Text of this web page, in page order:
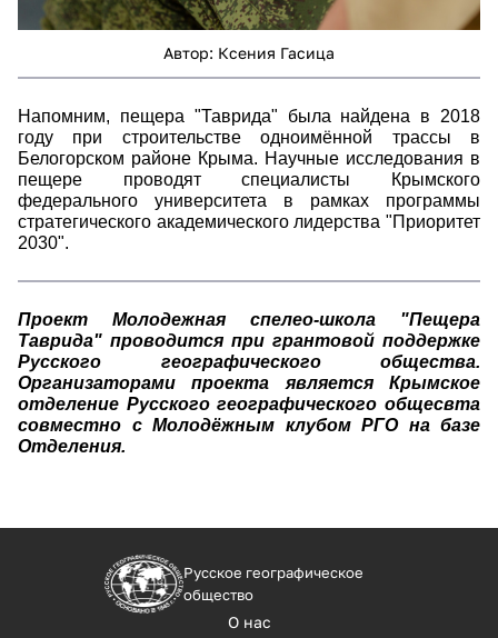
Автор: Ксения Гасица
Напомним, пещера "Таврида" была найдена в 2018
году при строительстве одноимённой трассы в
Белогорском районе Крыма. Научные исследования в
пещере проводят специалисты Крымского
федерального университета в рамках программы
стратегического академического лидерства "Приоритет
2030".
Проект Молодежная спелео-школа "Пещера
Таврида" проводится при грантовой поддержке
Русского географического общества.
Организаторами проекта является Крымское
отделение Русского географического общесвта
совместно с Молодёжным клубом РГО на базе
Отделения.
Русское географическое
общество
О нас